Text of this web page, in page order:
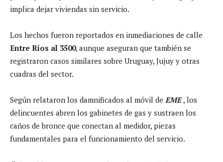
implica dejar viviendas sin servicio.
Los hechos fueron reportados en inmediaciones de calle
Entre Ríos al 3500, aunque aseguran que también se
registraron casos similares sobre Uruguay, Jujuy y otras
cuadras del sector.
Según relataron los damnificados al móvil de EME , los
delincuentes abren los gabinetes de gas y sustraen los
caños de bronce que conectan al medidor, piezas
fundamentales para el funcionamiento del servicio.